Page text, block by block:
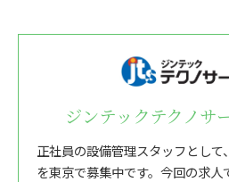
ジンテックテクノサ
正社員の設備管理スタッフとし
を東京で募集中です。今回の求